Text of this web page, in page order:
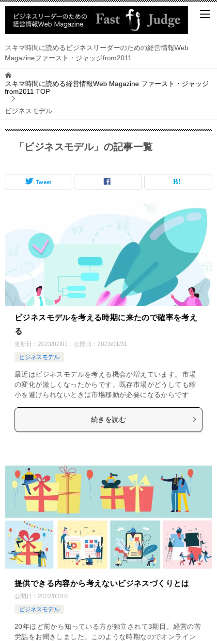
スキマ時間に読めるビジネスリーダーのための経営情報Web
Magazineファースト・ジャッジfrom2011
スキマ時間に読める経営情報Web Magazine ファースト・ジャッジ
from2011 TOP
ビジネスモデル
「ビジネスモデル」の記事一覧
Tweet
ビジネスモデルを考える時期に来たので確率を考え
る
更新日： 2023/02/01 公開日： 2023/01/31
ビジネスモデル
最近はビジネスモデルを考える機会が増えています。市場
の変化が激しくなったからです。既存市場がどうしても縮
小を避けられないときは市場移動が必要になるからです
続きを読む
提供できる内容から考えないビジネスづくりとは
公開日： 2022/03/10
ビジネスモデル
20年ほど前から知っている方が独立されて3期目。経営の苦
労話をお聞きしました。このような時期なのでオンライン